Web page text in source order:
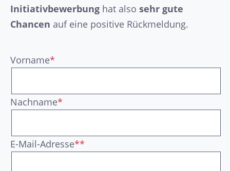
Initiativbewerbung hat also sehr gute
Chancen auf eine positive Rückmeldung.
Vorname*
Nachname*
E-Mail-Adresse**